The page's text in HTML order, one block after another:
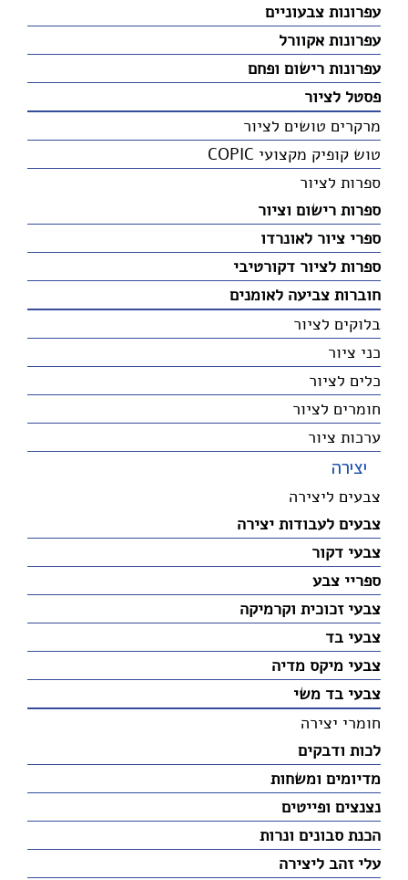
עפרונות צבעוניים
עפרונות אקוורל
עפרונות רישום ופחם
פסטל לציור
מרקרים טושים לציור
טוש קופיק מקצועי COPIC
ספרות לציור
ספרות רישום וציור
ספרי ציור לאונרדו
ספרות לציור דקורטיבי
חוברות צביעה לאומנים
בלוקים לציור
כני ציור
כלים לציור
חומרים לציור
ערכות ציור
יצירה
צבעים ליצירה
צבעים לעבודות יצירה
צבעי דקור
ספריי צבע
צבעי זכוכית וקרמיקה
צבעי בד
צבעי מיקס מדיה
צבעי בד משי
חומרי יצירה
לכות ודבקים
מדיומים ומשחות
נצנצים ופייטים
הכנת סבונים ונרות
עלי זהב ליצירה